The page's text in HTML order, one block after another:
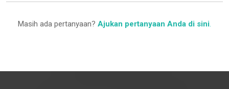
Masih ada pertanyaan? Ajukan pertanyaan Anda di sini.